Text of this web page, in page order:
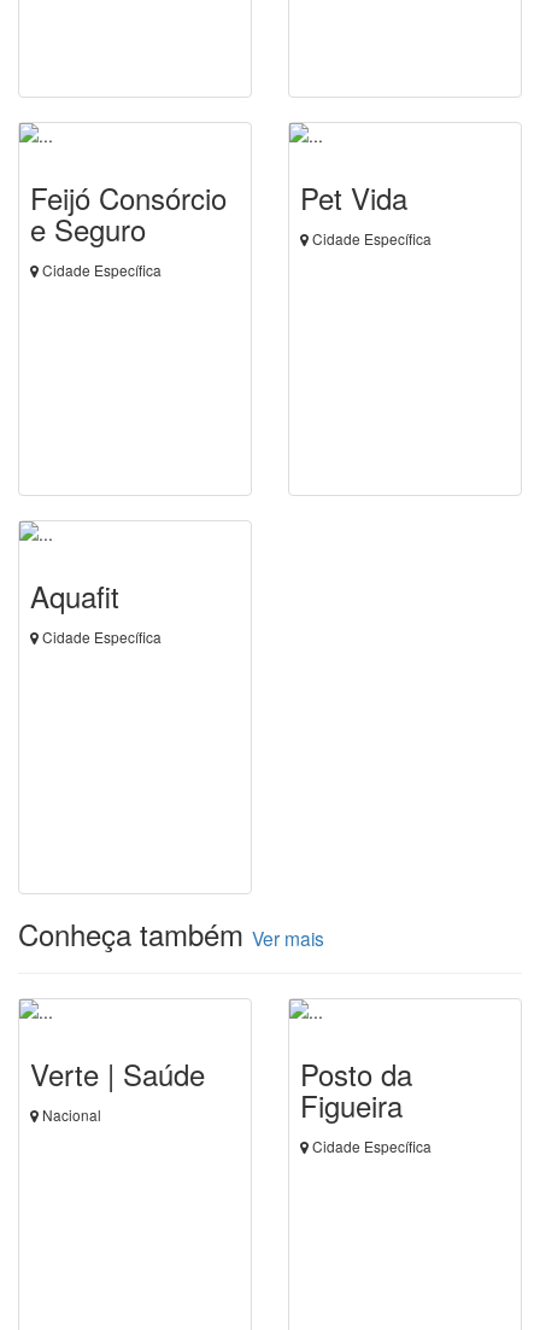
Feijó Consórcio
e Seguro
Cidade Específica
Pet Vida
Cidade Específica
Aquafit
Cidade Específica
Conheça também Ver mais
Verte | Saúde
Nacional
Posto da
Figueira
Cidade Específica